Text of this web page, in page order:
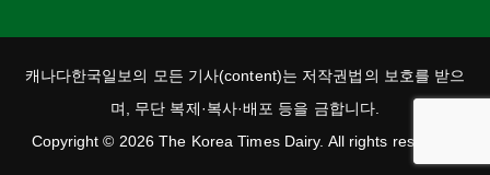
캐나다한국일보의 모든 기사(content)는 저작권법의 보호를 받으
며, 무단 복제·복사·배포 등을 금합니다.
Copyright © 2026 The Korea Times Dairy. All rights reserved.